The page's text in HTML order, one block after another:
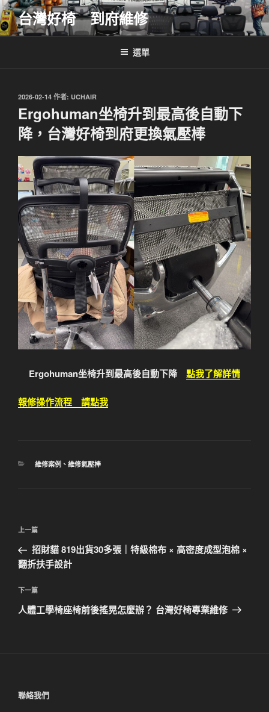
跳
至
主
台灣好椅 到府維修
選單
發
佈
於
2026-02-14 作者: UCHAIR
Ergohuman坐椅升到最高後自動下
降，台灣好椅到府更換氣壓棒
Ergohuman坐椅升到最高後自動下降 點我了解詳情
報修操作流程 請點我
分
維修案例 、 維修氣壓棒
文
導
覽
上
一
篇
章
上一篇
招財貓 819出貨30多張｜特級棉布 × 高密度成型泡棉 ×
翻折扶手設計
下
一
下一篇
人體工學椅座椅前後搖晃怎麼辦？ 台灣好椅專業維修
聯絡我們